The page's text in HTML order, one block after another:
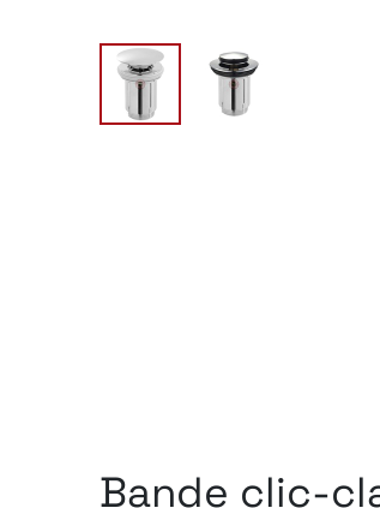
Bande clic-